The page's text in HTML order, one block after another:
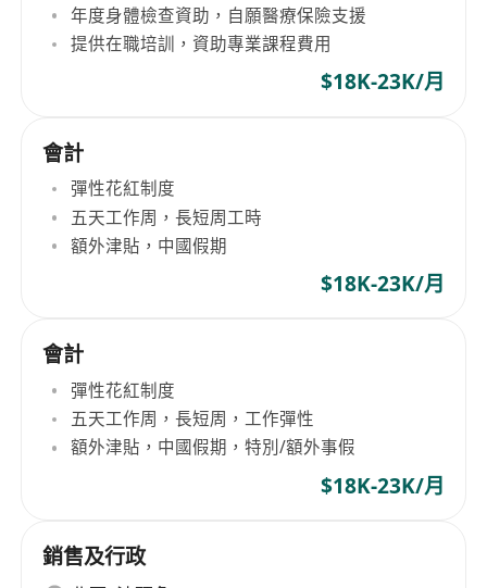
年度身體檢查資助，自願醫療保險支援
提供在職培訓，資助專業課程費用
$18K-23K/月
會計
彈性花紅制度
五天工作周，長短周工時
額外津貼，中國假期
$18K-23K/月
會計
彈性花紅制度
五天工作周，長短周，工作彈性
額外津貼，中國假期，特別/額外事假
$18K-23K/月
銷售及行政